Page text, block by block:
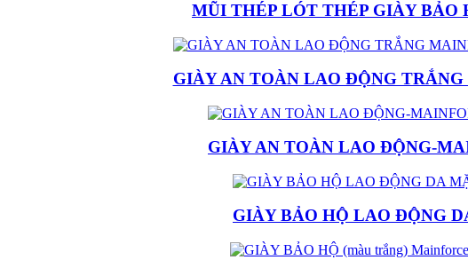
MŨI THÉP LÓT THÉP GIÀY BẢO
GIÀY AN TOÀN LAO ĐỘNG
GIÀY AN TOÀN LAO ĐỘNG-
GIÀY BẢO HỘ LAO ĐỘNG